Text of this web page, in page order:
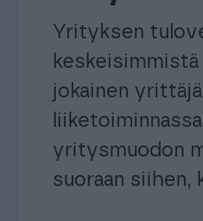
Yrityksen
jokainen
yritysmuodon
suoraan siihen,